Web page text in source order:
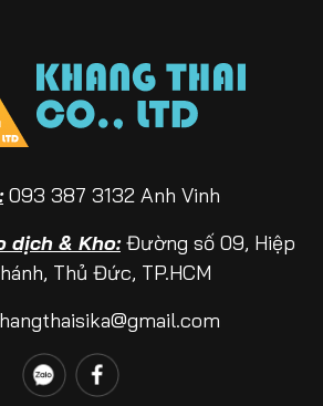
093 387 3132 Anh Vinh
dịch & Kho:Đường số 09, Hiệp
Thủ Đức, TP.HCM
Là Gì? Giải Pháp Vữa Rót Không
Cho Công Trình Hiện Đại
Khe Và Chống Thấm Công Trình
SikaTop®-107 Seal Và SikaTop®-109
Chọn Loại Nào?